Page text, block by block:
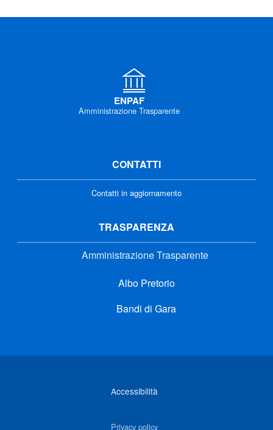
ENPAF
Amministrazione Trasparente
CONTATTI
Contatti in aggiornamento
TRASPARENZA
Amministrazione Trasparente
Albo Pretorio
Bandi di Gara
Accessibilità
Privacy policy